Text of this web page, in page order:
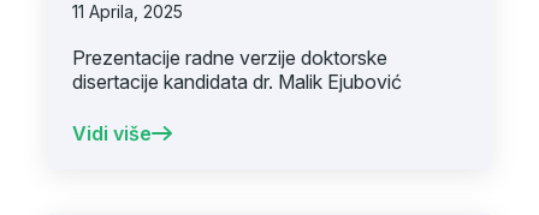
11 Aprila, 2025
Prezentacije radne verzije doktorske
disertacije kandidata dr. Malik Ejubović
Vidi više